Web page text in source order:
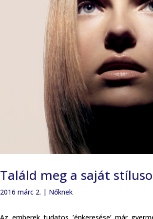
Találd meg a saját
2016 márc 2. | Nőknek